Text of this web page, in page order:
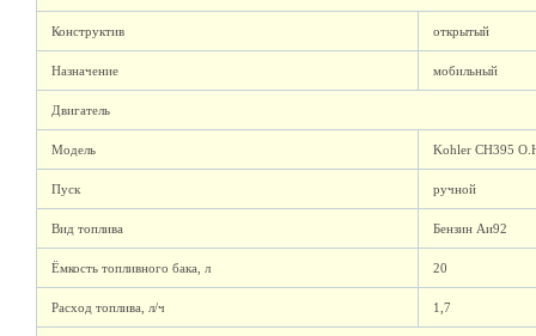
Конструктив открытый
Назначение мобильный
Двигатель
Модель Kohler CH395
Пуск ручной
Вид топлива Бензин Аи92
Ёмкость топливного бака, л 20
Расход топлива, л/ч 1,7